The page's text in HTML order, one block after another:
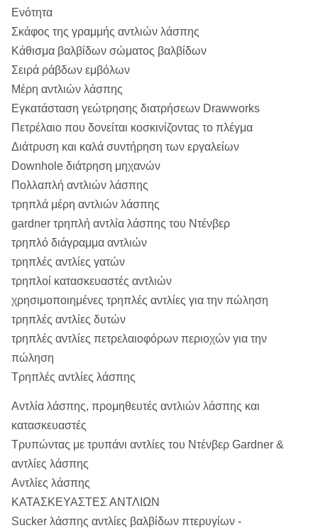
Ενότητα
Σκάφος της γραμμής αντλιών λάσπης
Κάθισμα βαλβίδων σώματος βαλβίδων
Σειρά ράβδων εμβόλων
Μέρη αντλιών λάσπης
Εγκατάσταση γεώτρησης διατρήσεων Drawworks
Πετρέλαιο που δονείται κοσκινίζοντας το πλέγμα
Διάτρυση και καλά συντήρηση των εργαλείων
Downhole διάτρηση μηχανών
Πολλαπλή αντλιών λάσπης
τρηπλά μέρη αντλιών λάσπης
gardner τρηπλή αντλία λάσπης του Ντένβερ
τρηπλό διάγραμμα αντλιών
τρηπλές αντλίες γατών
τρηπλοί κατασκευαστές αντλιών
χρησιμοποιημένες τρηπλές αντλίες για την πώληση
τρηπλές αντλίες δυτών
τρηπλές αντλίες πετρελαιοφόρων περιοχών για την
πώληση
Τρηπλές αντλίες λάσπης
Αντλία λάσπης, προμηθευτές αντλιών λάσπης και
κατασκευαστές
Τρυπώντας με τρυπάνι αντλίες του Ντένβερ Gardner &
αντλίες λάσπης
Αντλίες λάσπης
ΚΑΤΑΣΚΕΥΑΣΤΕΣ ΑΝΤΛΙΩΝ
Sucker λάσπης αντλίες βαλβίδων πτερυγίων -